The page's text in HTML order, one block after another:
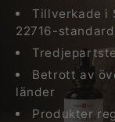
Tillverkade i
22716-
Betrott av
länder
Produkter